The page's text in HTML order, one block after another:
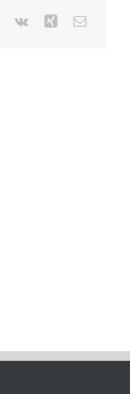
Pinterest
Vk Xing Email